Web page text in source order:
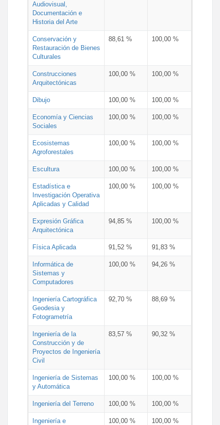
Audiovisual,
Documentación e
Historia del Arte
Conservación y
Restauración de Bienes
Culturales
88,61 % 100,00 %
Construcciones
Arquitectónicas
100,00 % 100,00 %
Dibujo 100,00 % 100,00 %
Economía y Ciencias
Sociales
100,00 % 100,00 %
Ecosistemas
Agroforestales
100,00 % 100,00 %
Escultura 100,00 % 100,00 %
Estadística e
Investigación Operativa
Aplicadas y Calidad
100,00 % 100,00 %
Expresión Gráfica
Arquitectónica
94,85 % 100,00 %
Física Aplicada 91,52 % 91,83 %
Informática de
Sistemas y
Computadores
100,00 % 94,26 %
Ingeniería Cartográfica
Geodesia y
Fotogrametría
92,70 % 88,69 %
Ingeniería de la
Construcción y de
Proyectos de Ingeniería
Civil
83,57 % 90,32 %
Ingeniería de Sistemas
y Automática
100,00 % 100,00 %
Ingeniería del Terreno 100,00 % 100,00 %
Ingeniería e
100,00 % 100,00 %